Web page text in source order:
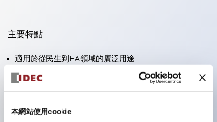
本網站使用cookie
主要特點
適用於從民生到FA領域的廣泛用途
LED照明單元內置限流電阻和二極體
認證（不含指示燈）。